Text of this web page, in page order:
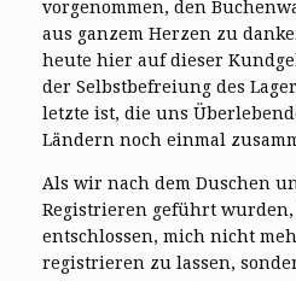
vorgenommen, den
aus ganzem Herzen zu
heute hier auf dieser
der Selbstbefreiung des
letzte ist, die uns
Ländern noch einmal
Als wir nach dem Duschen
Registrieren geführt
entschlossen, mich nicht
registrieren zu lassen,